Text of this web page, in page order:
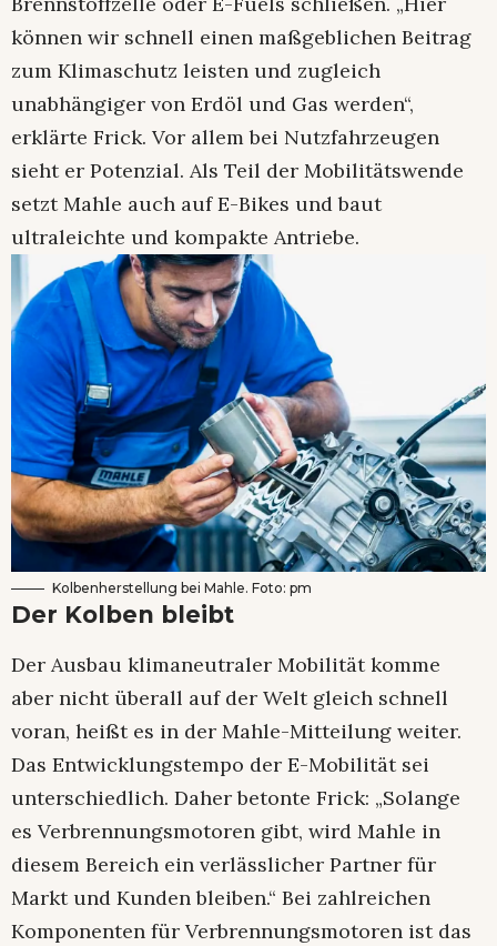
können wir schnell einen maßgeblichen Beitrag
zum Klimaschutz leisten und zugleich
unabhängiger von Erdöl und Gas werden“,
erklärte Frick. Vor allem bei Nutzfahrzeugen
sieht er Potenzial. Als Teil der Mobilitätswende
setzt Mahle auch auf E-Bikes und baut
ultraleichte und kompakte Antriebe.
Kolbenherstellung bei Mahle. Foto: pm
Der Kolben bleibt
Der Ausbau klimaneutraler Mobilität komme
aber nicht überall auf der Welt gleich schnell
voran, heißt es in der Mahle-Mitteilung weiter.
Das Entwicklungstempo der E-Mobilität sei
unterschiedlich. Daher betonte Frick: „Solange
es Verbrennungsmotoren gibt, wird Mahle in
diesem Bereich ein verlässlicher Partner für
Markt und Kunden bleiben.“ Bei zahlreichen
Komponenten für Verbrennungsmotoren ist das